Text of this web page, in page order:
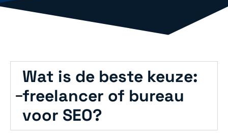
Wat is de beste keuze:
freelancer of bureau
voor SEO?